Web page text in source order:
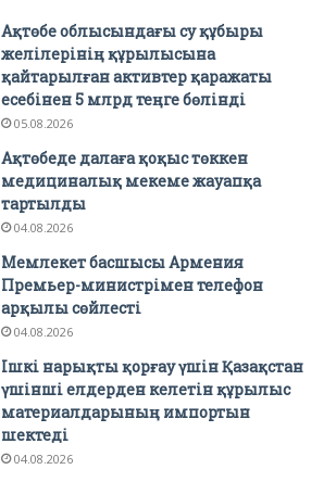
Ақтөбе облысындағы су құбыры
желілерінің құрылысына
қайтарылған активтер қаражаты
есебінен 5 млрд теңге бөлінді
05.08.2026
Ақтөбеде далаға қоқыс төккен
медициналық мекеме жауапқа
тартылды
04.08.2026
Мемлекет басшысы Армения
Премьер-министрімен телефон
арқылы сөйлесті
04.08.2026
Ішкі нарықты қорғау үшін Қазақстан
үшінші елдерден келетін құрылыс
материалдарының импортын
шектеді
04.08.2026